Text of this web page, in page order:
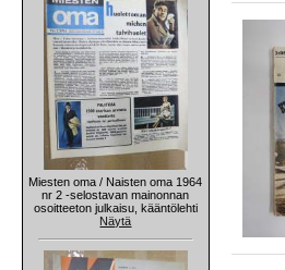
Miesten oma / Naisten oma 1964
nr 2 -selostavan mainonnan
osoitteeton julkaisu, kääntölehti
Näytä